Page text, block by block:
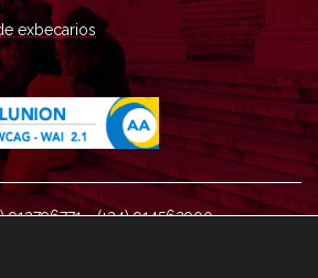
exbecarios
913796771 - (+34) 914562900